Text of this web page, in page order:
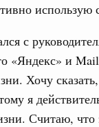
с
«Яндекс» и
Хочу
я
Считаю, что
в
выступил